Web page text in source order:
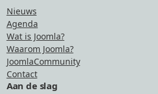
Nieuws
Agenda
Wat is Joomla?
Waarom Joomla?
JoomlaCommunity
Contact
Aan de slag